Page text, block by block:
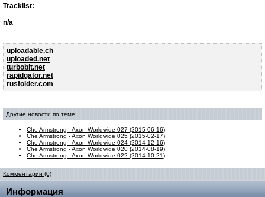
Tracklist:
n/a
uploadable.ch
uploaded.net
turbobit.net
rapidgator.net
rusfolder.com
Другие новости по теме:
Che Armstrong - Axon Worldwide 027 (2015-06-16)
Che Armstrong - Axon Worldwide 025 (2015-02-17)
Che Armstrong - Axon Worldwide 024 (2014-12-16)
Che Armstrong - Axon Worldwide 020 (2014-08-19)
Che Armstrong - Axon Worldwide 022 (2014-10-21)
Комментарии (0)
Информация